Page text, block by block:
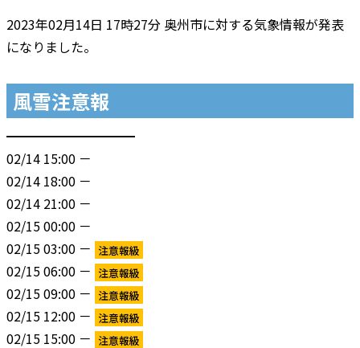
2023年02月14日 17時27分 奥州市に対する気象情報が発表
になりました。
風雪注意報
━━━━━━━━━━
02/14 15:00 －
02/14 18:00 －
02/14 21:00 －
02/15 00:00 －
02/15 03:00 － 注意報級
02/15 06:00 － 注意報級
02/15 09:00 － 注意報級
02/15 12:00 － 注意報級
02/15 15:00 － 注意報級